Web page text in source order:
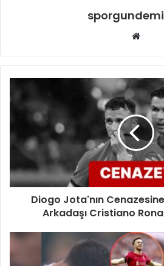
Web
Diogo Jota'nın
Arkadaşı Cristiano